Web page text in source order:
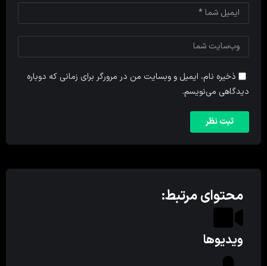
ذخیره نام، ایمیل و وبسایت من در مرورگر برای زمانی که دوباره
دیدگاهی می‌نویسم.
محتوای مرتبط:
ویدیوها